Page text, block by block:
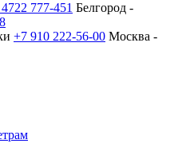
777-451 Белгород -
+7 910 222-56-00 Москва -